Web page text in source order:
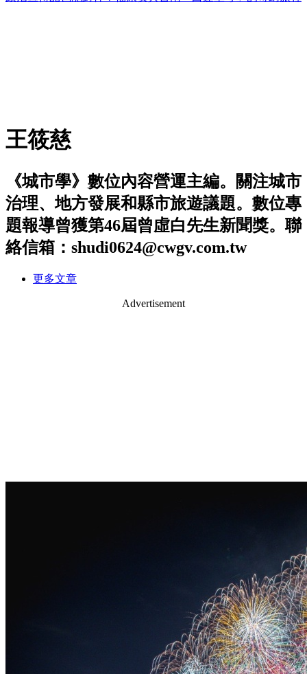
王筱慈
《城市學》數位內容營運主編。關注城市
治理、地方發展和縣市旅遊議題。數位專
題報導曾獲第46屆曾虛白先生新聞獎。聯
絡信箱：shudi0624@cwgv.com.tw
更多文章
Advertisement